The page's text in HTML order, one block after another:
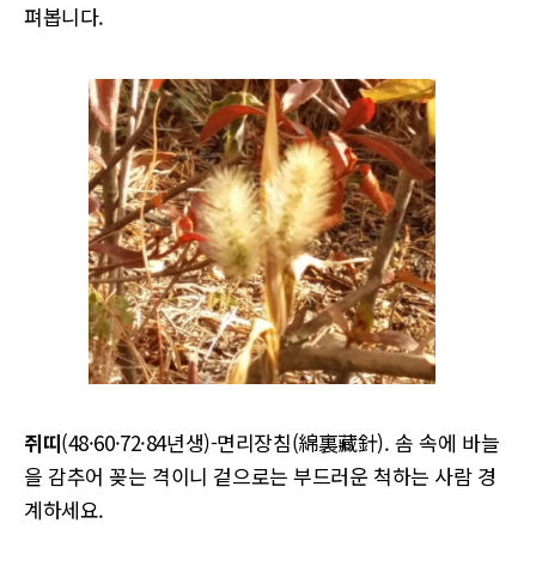
펴봅니다.
쥐띠(48·60·72·84년생)-면리장침(綿裏藏針). 솜 속에 바늘
을 감추어 꽂는 격이니 겉으로는 부드러운 척하는 사람 경
계하세요.